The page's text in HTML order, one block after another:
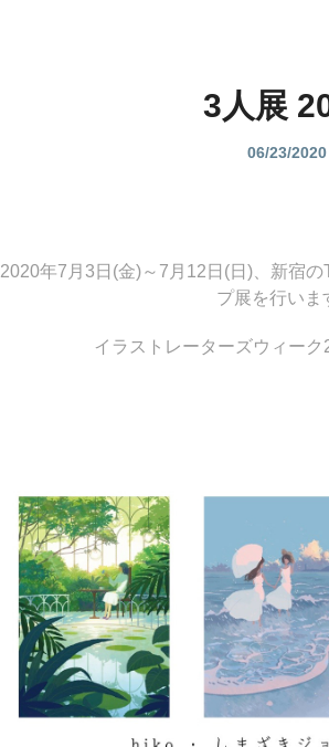
3人展
06/23/2020
2020年7月3日(金)～7月12日(日)、新宿
プ展を行いま
イラストレーターズウィーク